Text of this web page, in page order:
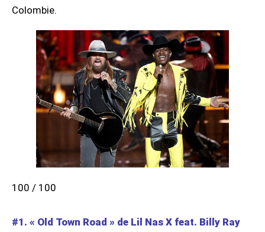
Colombie.
100 / 100
#1. « Old Town Road » de Lil Nas X feat. Billy Ray